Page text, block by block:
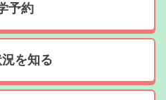
予約
を知る